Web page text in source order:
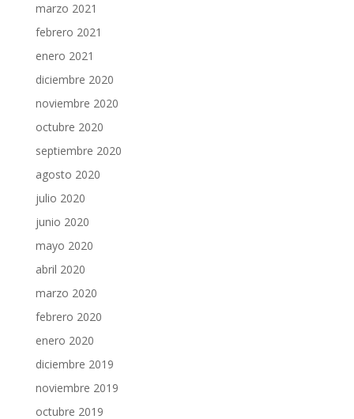
marzo 2021
febrero 2021
enero 2021
diciembre 2020
noviembre 2020
octubre 2020
septiembre 2020
agosto 2020
julio 2020
junio 2020
mayo 2020
abril 2020
marzo 2020
febrero 2020
enero 2020
diciembre 2019
noviembre 2019
octubre 2019